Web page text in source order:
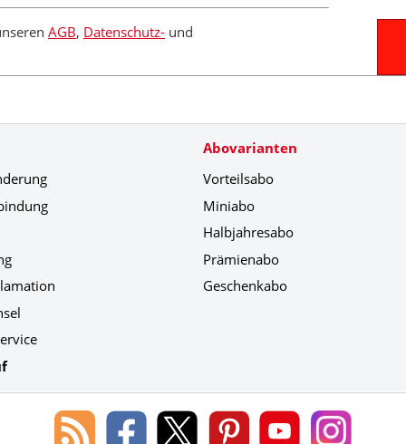
AGB, Datenschutz- und
Abovarianten
Vorteilsabo
Miniabo
Halbjahresabo
Prämienabo
Geschenkabo
Blog
des
Lorenz
Leserservice
Lorenz
Leserservice
Lorenz
Leserservice
Lorenz
Leserservice
Lorenz